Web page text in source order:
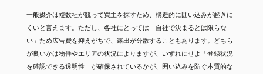
一般媒介は複数社が競って買主を探すため、構造的に囲い込みが起きに
くいと言えます。ただし、各社にとっては「自社で決まるとは限らな
い」ため広告費を抑えがちで、露出が分散することもあります。どちら
が良いかは物件やエリアの状況によりますが、いずれにせよ「登録状況
を確認できる透明性」が確保されているかが、囲い込みを防ぐ本質的な